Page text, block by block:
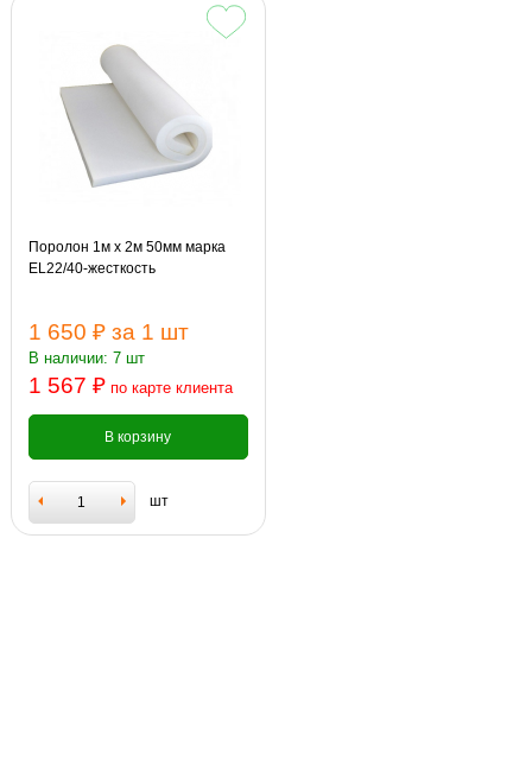
Поролон 1м х 2м 50мм марка
EL22/40-жесткость
1 650 ₽ за 1 шт
В наличии: 7 шт
1 567 ₽ по карте клиента
В корзину
шт